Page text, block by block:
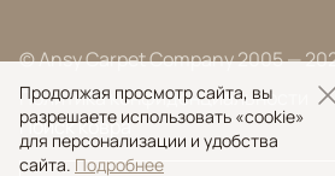
© Ansy Carpet Company 2005 —
Политика конфиденциальности
Поиск ковра
Продолжая просмотр сайта, вы
разрешаете использовать «cookie»
для персонализации и удобства
сайта. Подробнее